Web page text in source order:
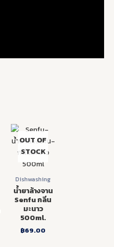
OUT OF
STOCK
Dishwashing
น้ำยาล้างจาน
Senfu กลิ่น
มะนาว
500ml.
฿69.00